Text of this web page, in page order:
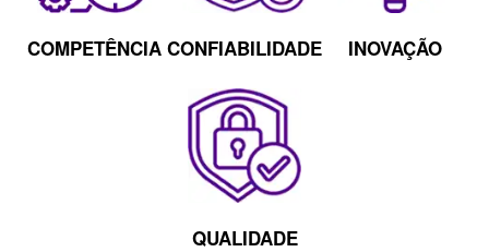
COMPETÊNCIA CONFIABILIDADE INOVAÇÃO
QUALIDADE